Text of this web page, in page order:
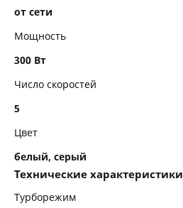
от сети
Мощность
300 Вт
Число скоростей
5
Цвет
белый, серый
Технические характеристики
Турборежим